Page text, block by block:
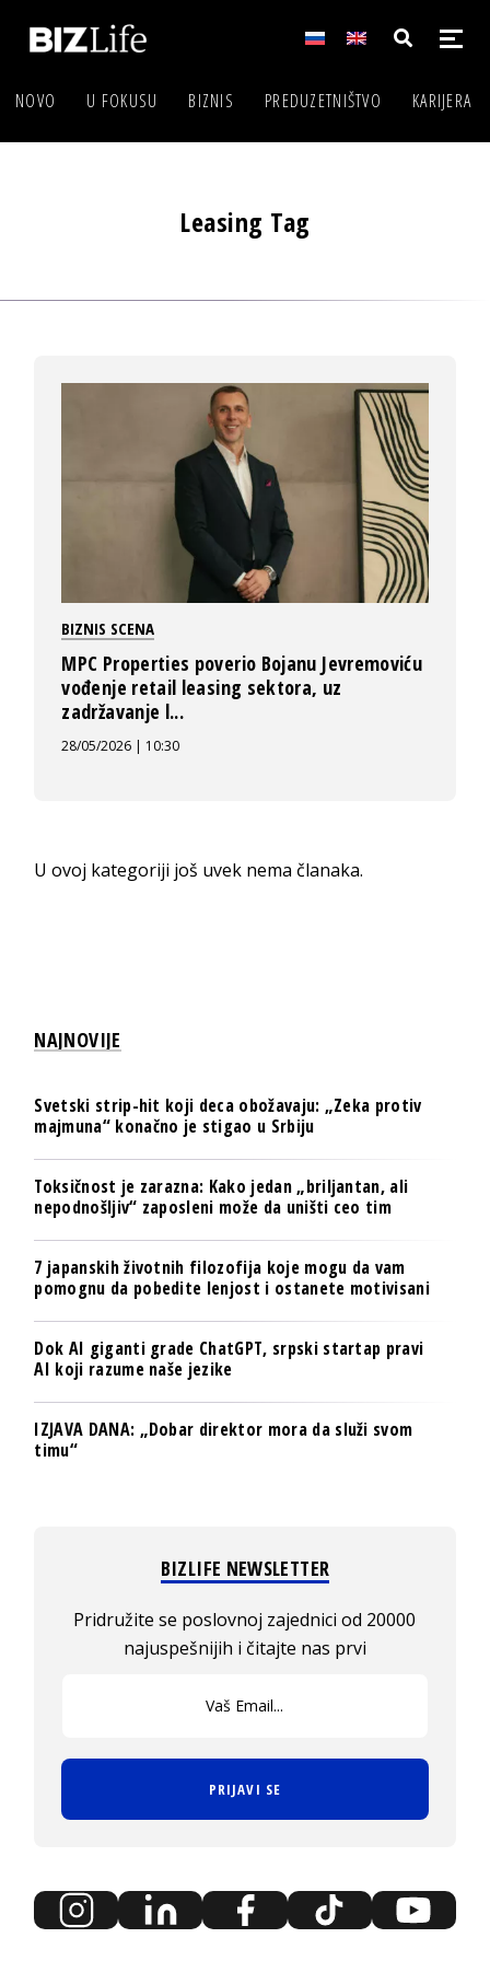
NOVO U FOKUSU BIZNIS PREDUZETNIŠTVO KARIJERA
Leasing Tag
BIZNIS SCENA
MPC Properties poverio Bojanu Jevremoviću
vođenje retail leasing sektora, uz
zadržavanje l...
28/05/2026 | 10:30
U ovoj kategoriji još uvek nema članaka.
NAJNOVIJE
Svetski strip-hit koji deca obožavaju: „Zeka protiv
majmuna“ konačno je stigao u Srbiju
Toksičnost je zarazna: Kako jedan „briljantan, ali
nepodnošljiv“ zaposleni može da uništi ceo tim
7 japanskih životnih filozofija koje mogu da vam
pomognu da pobedite lenjost i ostanete motivisani
Dok AI giganti grade ChatGPT, srpski startap pravi
AI koji razume naše jezike
IZJAVA DANA: „Dobar direktor mora da služi svom
timu“
BIZLIFE NEWSLETTER
Pridružite se poslovnoj zajednici od 20000
najuspešnijih i čitajte nas prvi
PRIJAVI SE